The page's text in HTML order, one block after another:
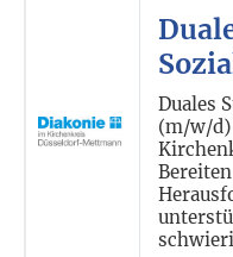
Duales
(m/w/d)